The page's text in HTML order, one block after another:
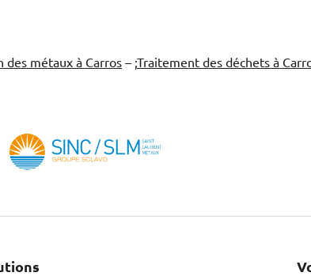
des métaux à Carros – ;Traitement des déchets à